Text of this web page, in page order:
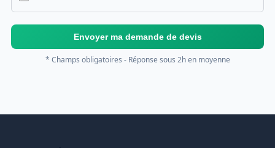
Envoyer ma demande de devis
* Champs obligatoires - Réponse sous 2h en moyenne